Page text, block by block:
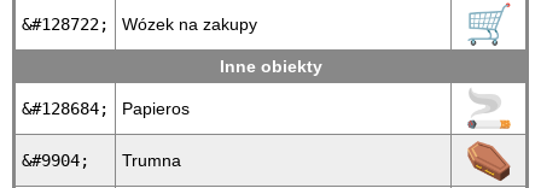
&#128722; Wózek na zakupy 🛒
Inne obiekty
&#128684; Papieros 🚬
&#9904; Trumna ⚰